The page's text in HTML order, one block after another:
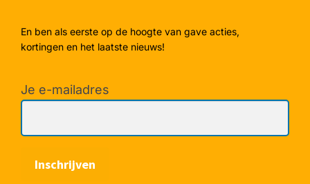
En ben als eerste op de hoogte van gave acties,
kortingen en het laatste nieuws!
Je e-mailadres